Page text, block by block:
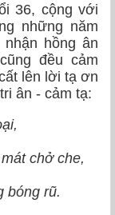
36, cộng với
những năm
hồng ân
đều cảm
lên lời tạ ơn
ân - cảm tạ:
chở che,
bóng rũ.